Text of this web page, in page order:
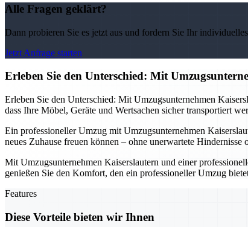
Alle Fragen geklärt?
Dann probieren Sie es jetzt aus und fordern Sie Ihr
Jetzt Anfrage starten
Erleben Sie den Unterschied: Mit
Erleben Sie den Unterschied: Mit Umzugsunternehmen
dass Ihre Möbel, Geräte und Wertsachen sicher transportiert
Ein professioneller Umzug mit Umzugsunternehmen
neues Zuhause freuen können – ohne unerwartete Hindernisse
Mit Umzugsunternehmen Kaiserslautern und einer
genießen Sie den Komfort, den ein professioneller Umzug
Features
Diese Vorteile bieten wir Ihnen